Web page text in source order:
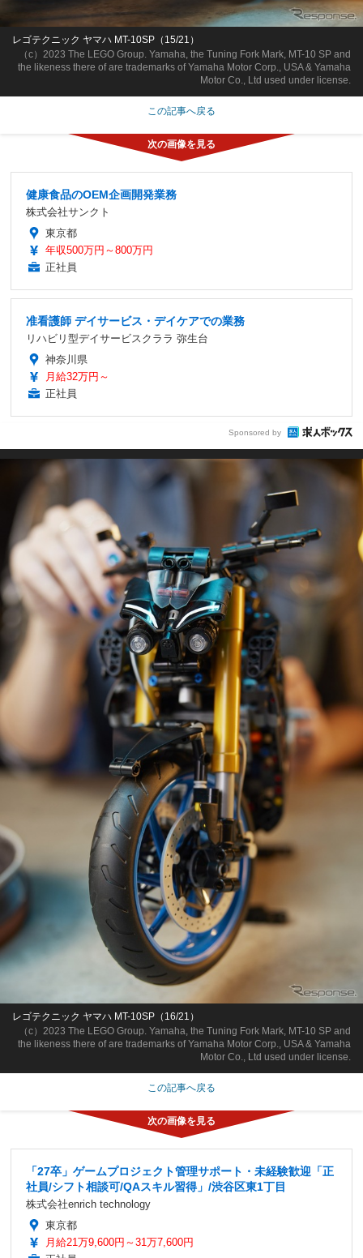
（c）2023 The LEGO Group. Yamaha, the Tuning Fork Mark, MT-10 SP and
the likeness there of are trademarks of Yamaha Motor Corp., USA & Yamaha
Motor Co., Ltd used under license.
レゴテクニック ヤマハ MT-10SP（15/21）
この記事へ戻る
健康食品のOEM企画開発業務
株式会社サンクト
東京都
年収500万円～800万円
正社員
准看護師 デイサービス・デイケアでの業務
リハビリ型デイサービスクララ 弥生台
神奈川県
月給32万円～
正社員
Sponsored by
（c）2023 The LEGO Group. Yamaha, the Tuning Fork Mark, MT-10 SP and
the likeness there of are trademarks of Yamaha Motor Corp., USA & Yamaha
Motor Co., Ltd used under license.
レゴテクニック ヤマハ MT-10SP（16/21）
この記事へ戻る
「27卒」ゲームプロジェクト管理サポート・未経験歓迎「正
社員/シフト相談可/QAスキル習得」/渋谷区東1丁目
株式会社enrich technology
東京都
月給21万9,600円～31万7,600円